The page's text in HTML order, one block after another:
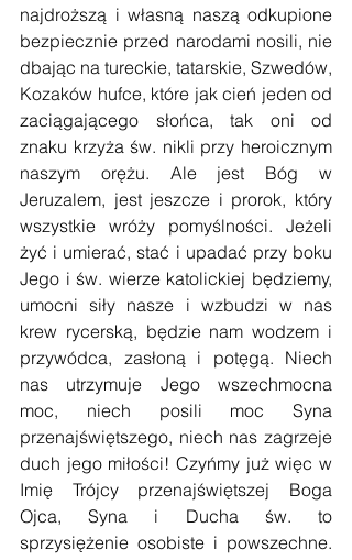
najdroższą i własną naszą odkupione
bezpiecznie przed narodami nosili, nie
dbając na tureckie, tatarskie, Szwedów,
Kozaków hufce, które jak cień jeden od
zaciągającego słońca, tak oni od
znaku krzyża św. nikli przy heroicznym
naszym orężu. Ale jest Bóg w
Jeruzalem, jest jeszcze i prorok, który
wszystkie wróży pomyślności. Jeżeli
żyć i umierać, stać i upadać przy boku
Jego i św. wierze katolickiej będziemy,
umocni siły nasze i wzbudzi w nas
krew rycerską, będzie nam wodzem i
przywódca, zasłoną i potęgą. Niech
nas utrzymuje Jego wszechmocna
moc, niech posili moc Syna
przenajświętszego, niech nas zagrzeje
duch jego miłości! Czyńmy już więc w
Imię Trójcy przenajświętszej Boga
Ojca, Syna i Ducha św. to
sprzysiężenie osobiste i powszechne.